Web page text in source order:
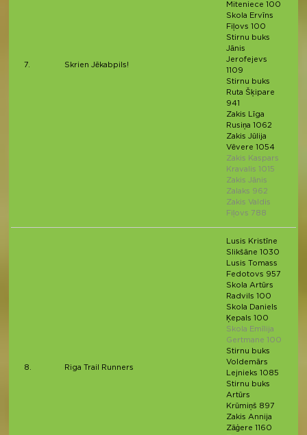
7. Skrien Jēkabpils!
Miteniece 100
Skola Ervīns
Fiļovs 100
Stirnu buks
Jānis
Jerofejevs
1109
Stirnu buks
Ruta Šķipare
941
Zakis Līga
Rusiņa 1062
Zakis Jūlija
Vēvere 1054
Zakis Kaspars
Kravalis 1015
Zakis Jānis
Zalaks 962
Zakis Valdis
Fiļovs 788
8. Riga Trail Runners
Lusis Kristīne
Slikšāne 1030
Lusis Tomass
Fedotovs 957
Skola Artūrs
Radvils 100
Skola Daniels
Ķepals 100
Skola Emīlija
Gertmane 100
Stirnu buks
Voldemārs
Lejnieks 1085
Stirnu buks
Artūrs
Krūmiņš 897
Zakis Annija
Zāģere 1160